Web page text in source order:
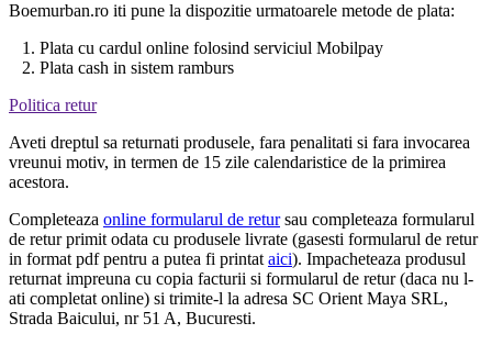
Boemurban.ro iti pune la dispozitie urmatoarele metode de plata:
1. Plata cu cardul online folosind serviciul Mobilpay
2. Plata cash in sistem ramburs
Politica retur
Aveti dreptul sa returnati produsele, fara penalitati si fara invocarea
vreunui motiv, in termen de 15 zile calendaristice de la primirea
acestora.
Completeaza online formularul de retursau completeaza formularul
de retur primit odata cu produsele livrate (gasesti formularul de retur
in format pdf pentru a putea fi printataici). Impacheteaza produsul
returnat impreuna cu copia facturii si formularul de retur (daca nu l-
ati completat online) si trimite-l la adresa SC Orient Maya SRL,
Strada Baicului, nr 51 A, Bucuresti.